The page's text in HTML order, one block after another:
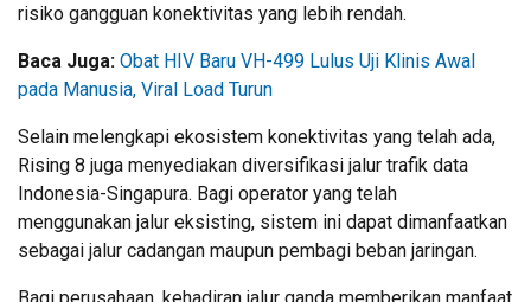
risiko gangguan konektivitas yang lebih rendah.
Baca Juga: Obat HIV Baru VH-499 Lulus Uji Klinis Awal
pada Manusia, Viral Load Turun
Selain melengkapi ekosistem konektivitas yang telah ada,
Rising 8 juga menyediakan diversifikasi jalur trafik data
Indonesia-Singapura. Bagi operator yang telah
menggunakan jalur eksisting, sistem ini dapat dimanfaatkan
sebagai jalur cadangan maupun pembagi beban jaringan.